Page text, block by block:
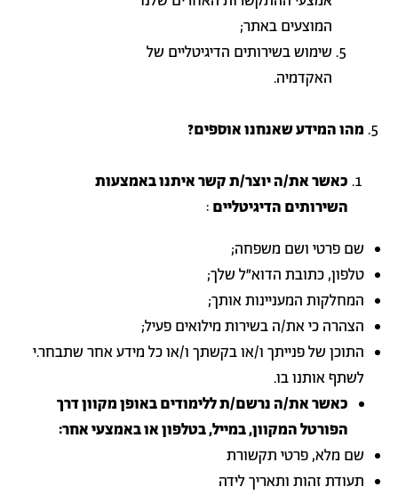
המוצעים באתר;
שימוש בשירותים הדיגיטליים של
האקדמיה.
מהו המידע שאנחנו אוספים?
כאשראת/ה יוצר/תקשר איתנו באמצעות
השירותים הדיגיטליים :
שם פרטי ושם משפחה;
טלפון, כתובת הדוא"ל שלך;
המחלקות המעניינות אותך;
הצהרה כי את/ה בשירות מילואים פעיל;
התוכן של פנייתך ו/או בקשתך ו/או כל מידע אחר שתבחר.י
לשתף אותנו בו.
כאשר את/ה נרשם/ת ללימודים באופן מקוון דרך
הפורטל המקוון, במייל, בטלפון או באמצעי אחר:
שם מלא, פרטי תקשורת
תעודת זהות ותאריך לידה